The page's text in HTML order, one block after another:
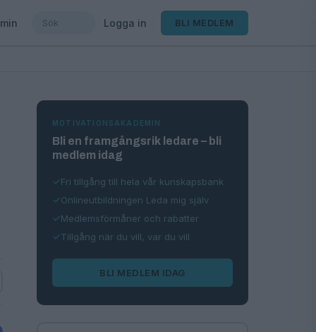
Logga in BLI MEDLEM
MOTIVATIONSAKADEMIN
Bli en framgångsrik ledare – bli
medlem idag
Fri tillgång till hela vår kunskapsbank
Onlineutbildningen Leda mig själv
Medlemsförmåner och rabatter
Tillgång när du vill, var du vill
BLI MEDLEM IDAG